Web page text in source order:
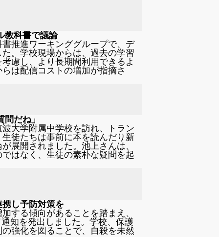
教科書で議論
推進ワーキンググループで、デ
。学校現場からは、過去の学習
慮し、より長期間利用できるよ
は配信コストの増加が指摘さ
だね」
大学附属中学校を訪れ、トラン
徒たちは事前に本を読んだり新
展開されました。池上さんは、
はなく、生徒の素朴な疑問を起
し予防対策を
する傾向があることを踏まえ、
知を発出しました。学校、保護
強化を図ることで、自殺を未然